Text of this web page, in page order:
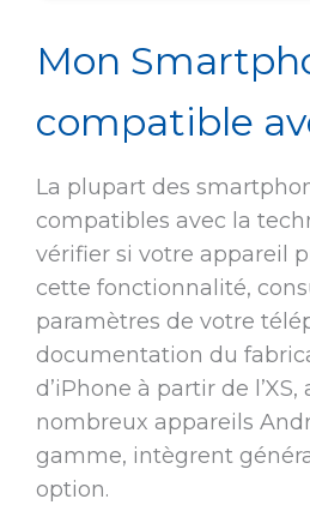
Mon
compatible
La plupart des
compatibles avec la
vérifier si votre appareil
cette fonctionnalité,
paramètres de votre
documentation du
d’iPhone à partir de
nombreux appareils
gamme, intègrent
option.